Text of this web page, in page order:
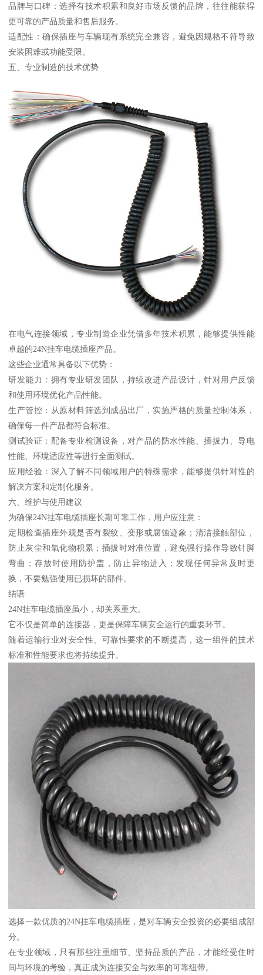
品牌与口碑：选择有技术积累和良好市场反馈的品牌，往往能获得
更可靠的产品质量和售后服务。
适配性：确保插座与车辆现有系统完全兼容，避免因规格不符导致
安装困难或功能受限。
五、专业制造的技术优势
在电气连接领域，专业制造企业凭借多年技术积累，能够提供性能
卓越的24N挂车电缆插座产品。
这些企业通常具备以下优势：
研发能力：拥有专业研发团队，持续改进产品设计，针对用户反馈
和使用环境优化产品性能。
生产管控：从原材料筛选到成品出厂，实施严格的质量控制体系，
确保每一件产品都符合标准。
测试验证：配备专业检测设备，对产品的防水性能、插拔力、导电
性能、环境适应性等进行全面测试。
应用经验：深入了解不同领域用户的特殊需求，能够提供针对性的
解决方案和定制化服务。
六、维护与使用建议
为确保24N挂车电缆插座长期可靠工作，用户应注意：
定期检查插座外观是否有裂纹、变形或腐蚀迹象；清洁接触部位，
防止灰尘和氧化物积累；插拔时对准位置，避免强行操作导致针脚
弯曲；存放时使用防护盖，防止异物进入；发现任何异常及时更
换，不要勉强使用已损坏的部件。
结语
24N挂车电缆插座虽小，却关系重大。
它不仅是简单的连接器，更是保障车辆安全运行的重要环节。
随着运输行业对安全性、可靠性要求的不断提高，这一组件的技术
标准和性能要求也将持续提升。
选择一款优质的24N挂车电缆插座，是对车辆安全投资的必要组成部
分。
在专业领域，只有那些注重细节、坚持品质的产品，才能经受住时
间与环境的考验，真正成为连接安全与效率的可靠纽带。